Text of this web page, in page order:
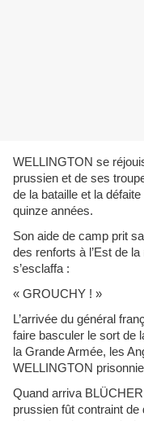
WELLINGTON se
prussien et de ses
de la bataille et la
quinze années.
Son aide de camp prit
des renforts à l’Est de
s’esclaffa :
« GROUCHY ! »
L’arrivée du général
faire basculer le sort de
la Grande Armée, les
WELLINGTON
Quand arriva
prussien fût contraint